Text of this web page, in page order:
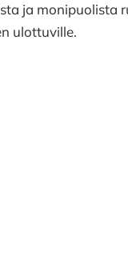
ja monipuolista
ulottuville.